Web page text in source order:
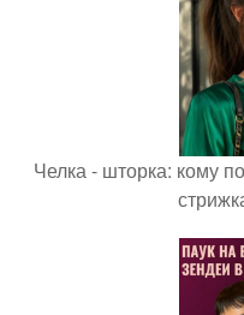
Челка - шторка: кому